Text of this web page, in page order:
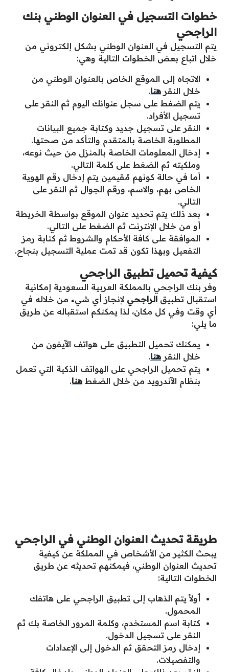
خطوات التسجيل في العنوان الوطني بنك
الراجحي
يتم التسجيل في العنوان الوطني بشكل إلكتروني من
خلال اتباع بعض الخطوات التالية وهي:
الاتجاه إلى الموقع الخاص بالعنوان الوطني من
خلال النقر هنا.
يتم الضغط على سجل عنوانك اليوم ثم النقر على
تسجيل الأفراد.
النقر على تسجيل جديد وكتابة جميع البيانات
المطلوبة الخاصة بالمتقدم والتأكد من صحتها.
إدخال المعلومات الخاصة بالمنزل من حيث نوعه،
وملكيته ثم الضغط على كلمة التالي.
أما في حالة كونهم مُقيمين يتم إدخال رقم الهوية
الخاص بهم، والاسم، ورقم الجوال ثم النقر على
التالي.
بعد ذلك يتم تحديد عنوان الموقع بواسطة الخريطة
أو من خلال الإنترنت ثم الضغط على التالي.
الموافقة على كافة الأحكام والشروط ثم كتابة رمز
التفعيل وبهذا تكون قد تمت عملية التسجيل بنجاح.
كيفية تحميل تطبيق الراجحي
وفر بنك الراجحي بالمملكة العربية السعودية إمكانية
استقبال تطبيق الراجحي لإنجاز أي شيء من خلاله في
أي وقت وفي كل مكان، لذا يمكنكم استقباله عن طريق
ما يلي:
يمكنك تحميل التطبيق على هواتف الآيفون من
خلال النقر هنا.
يتم تحميل الراجحي على الهواتف الذكية التي تعمل
بنظام الآندرويد من خلال الضغط هنا.
طريقة تحديث العنوان الوطني في الراجحي
يبحث الكثير من الأشخاص في المملكة عن كيفية
تحديث العنوان الوطني، فيمكنهم تحديثه عن طريق
الخطوات التالية:
أولاً يتم الذهاب إلى تطبيق الراجحي على هاتفك
المحمول.
كتابة اسم المستخدم، وكلمة المرور الخاصة بك ثم
النقر على تسجيل الدخول.
إدخال رمز التحقق ثم الدخول إلى الإعدادات
والتفصيلات.